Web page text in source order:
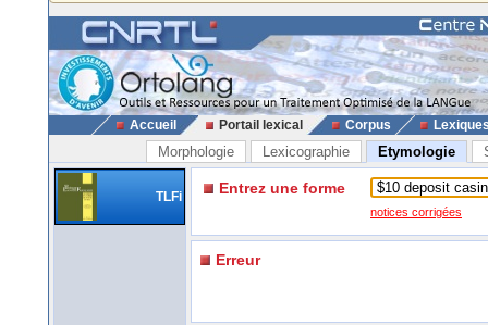
Accueil Portail lexical Corpus
Morphologie Lexicographie Etymologie
TLFi Entrez une forme
notices corrigées
Erreur